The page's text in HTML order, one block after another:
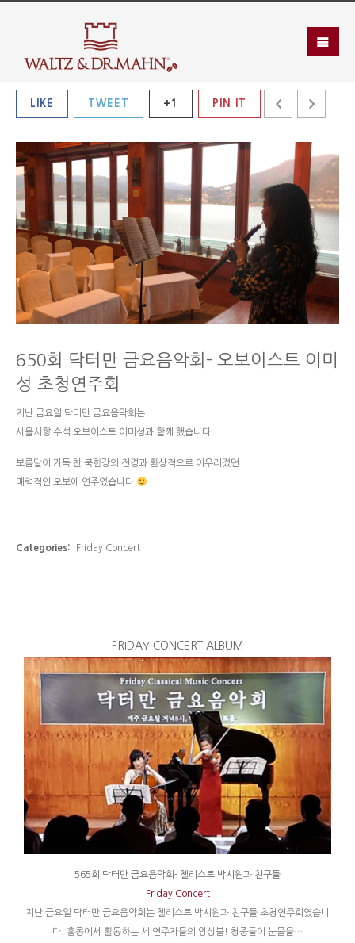
LIKE TWEET +1 PIN IT
650회 닥터만 금요음악회- 오보이스트 이미
성 초청연주회
지난 금요일 닥터만 금요음악회는
서울시향 수석 오보이스트 이미성과 함께 했습니다.
보름달이 가득 찬 북한강의 전경과 환상적으로 어우러졌던
매력적인 오보에 연주였습니다
Categories: Friday Concert
FRIDAY CONCERT ALBUM
565회 닥터만 금요음악회- 첼리스트 박시원과 친구들
Friday Concert
지난 금요일 닥터만 금요음악회는 첼리스트 박시원과 친구들 초청연주회였습니
다. 홍콩에서 활동하는 세 연주자들의 앙상블! 청중들이 눈물을…